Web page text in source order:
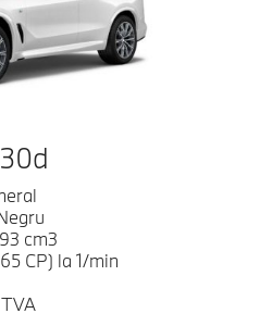
cm3
CP) la 1/min